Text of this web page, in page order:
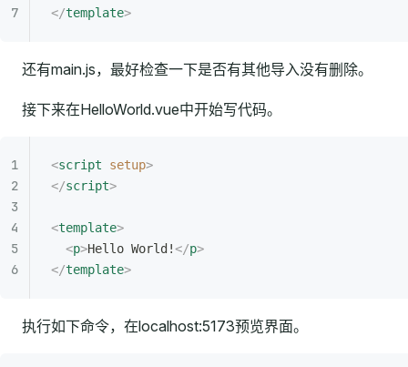
</template>
还有main.js，最好检查一下是否有其他导入没有删除。
接下来在HelloWorld.vue中开始写代码。
<script setup>
</script>
<template>
  <
p>Hello World!</p>
</template>
执行如下命令，在localhost:5173预览界面。